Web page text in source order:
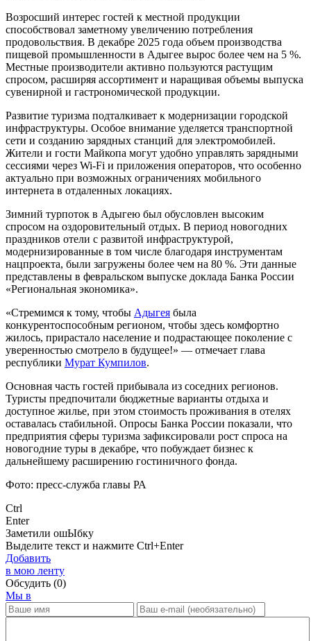
Возросший интерес гостей к местной продукции
способствовал заметному увеличению потребления
продовольствия. В декабре 2025 года объем производства
пищевой промышленности в Адыгее вырос более чем на 5 %.
Местные производители активно пользуются растущим
спросом, расширяя ассортимент и наращивая объемы выпуска
сувенирной и гастрономической продукции.
Развитие туризма подталкивает к модернизации городской
инфраструктуры. Особое внимание уделяется транспортной
сети и созданию зарядных станций для электромобилей.
Жители и гости Майкопа могут удобно управлять зарядными
сессиями через Wi-Fi и приложения операторов, что особенно
актуально при возможных ограничениях мобильного
интернета в отдаленных локациях.
Зимний турпоток в Адыгею был обусловлен высоким
спросом на оздоровительный отдых. В период новогодних
праздников отели с развитой инфраструктурой,
модернизированные в том числе благодаря инструментам
нацпроекта, были загружены более чем на 80 %. Эти данные
представлены в февральском выпуске доклада Банка России
«Региональная экономика».
«Стремимся к тому, чтобы Адыгея была
конкурентоспособным регионом, чтобы здесь комфортно
жилось, прирастало население и подрастающее поколение с
уверенностью смотрело в будущее!» — отмечает глава
республики Мурат Кумпилов.
Основная часть гостей прибывала из соседних регионов.
Туристы предпочитали бюджетные варианты отдыха и
доступное жилье, при этом стоимость проживания в отелях
оставалась стабильной. Опросы Банка России показали, что
предприятия сферы туризма зафиксировали рост спроса на
новогодние туры в декабре, что побуждает бизнес к
дальнейшему расширению гостиничного фонда.
Фото: пресс-служба главы РА
Ctrl
Enter
Заметили ошЫбку
Выделите текст и нажмите Ctrl+Enter
Добавить
в мою ленту
Обсудить (0)
Мы в